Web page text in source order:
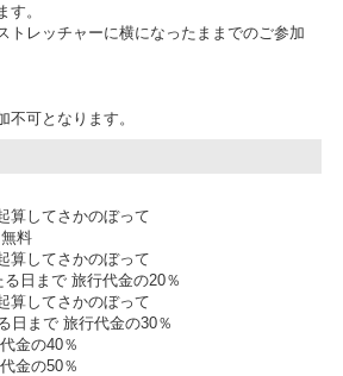
す。
トレッチャーに横になったままでのご参加
可となります。
算してさかのぼって
料
算してさかのぼって
日まで 旅行代金の20％
算してさかのぼって
日まで 旅行代金の30％
金の40％
金の50％